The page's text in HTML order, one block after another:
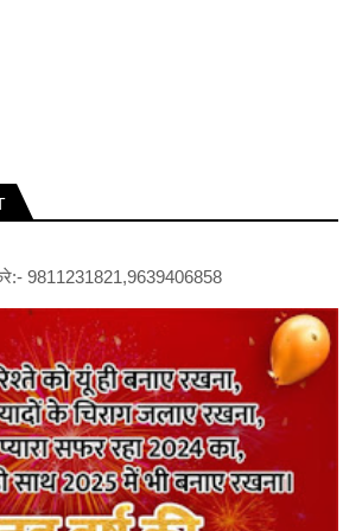
9811231821,9639406858